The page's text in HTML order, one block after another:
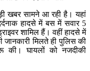
खबर सामने आ रही है। यहां
हादसे में बस में सवार 5
शामिल हैं। वहीं हादसे में
मिलते ही पुलिस की
की। घायलों को नजदीकी